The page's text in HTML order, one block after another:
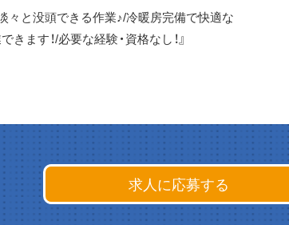
々と没頭できる作業♪/冷暖房完備で快適な
きます！/必要な経験・資格なし！』
求人に応募する